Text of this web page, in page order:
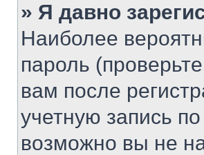
» Я давно
Наиболее
пароль
вам после
учетную запись
возможно вы не